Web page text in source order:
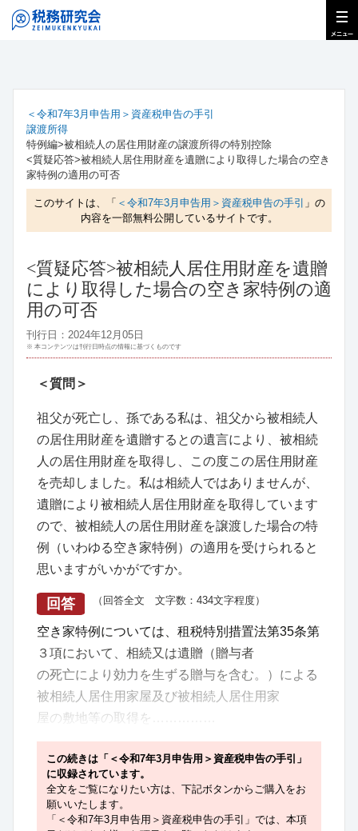
＜令和7年3月申告用＞資産税申告の手引
譲渡所得
特例編>被相続人の居住用財産の譲渡所得の特別控除
<質疑応答>被相続人居住用財産を遺贈により取得した場合の空き
家特例の適用の可否
このサイトは、「 ＜令和7年3月申告用＞資産税申告の手引
」の
内容を一部無料公開しているサイトです。
<質疑応答>被相続人居住用財産を遺贈
により取得した場合の空き家特例の適
用の可否
刊行日：2024年12月05日
※ 本コンテンツは刊行日時点の情報に基づくものです
＜質問＞
祖父が死亡し、孫である私は、祖父から被相続人
の居住用財産を遺贈するとの遺言により、被相続
人の居住用財産を取得し、この度この居住用財産
を売却しました。私は相続人ではありませんが、
遺贈により被相続人居住用財産を取得しています
ので、被相続人の居住用財産を譲渡した場合の特
例（いわゆる空き家特例）の適用を受けられると
思いますがいかがですか。
回答 （回答全文 文字数：434文字程度）
空き家特例については、租税特別措置法第35条第
３項において、相続又は遺贈（贈与者
の死亡により効力を生ずる贈与を含む。）による
被相続人居住用家屋及び被相続人居住用家
屋の敷地等の取得を……………
この続きは「＜令和7年3月申告用＞資産税申告の手引」
に収録されています。
全文をご覧になりたい方は、下記ボタンからご購入をお
願いいたします。
「＜令和7年3月申告用＞資産税申告の手引」では、本項